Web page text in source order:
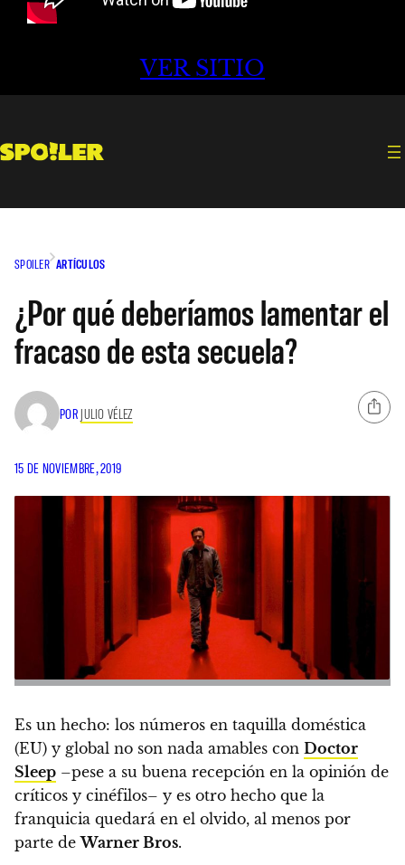
VER SITIO
SPOILER ARTÍCULOS
¿Por qué deberíamos lamentar el
fracaso de esta secuela?
POR JULIO VÉLEZ
15 DE NOVIEMBRE, 2019
Es un hecho: los números en taquilla doméstica
(EU) y global no son nada amables con Doctor
Sleep –pese a su buena recepción en la opinión de
críticos y cinéfilos– y es otro hecho que la
franquicia quedará en el olvido, al menos por
parte deWarner Bros.